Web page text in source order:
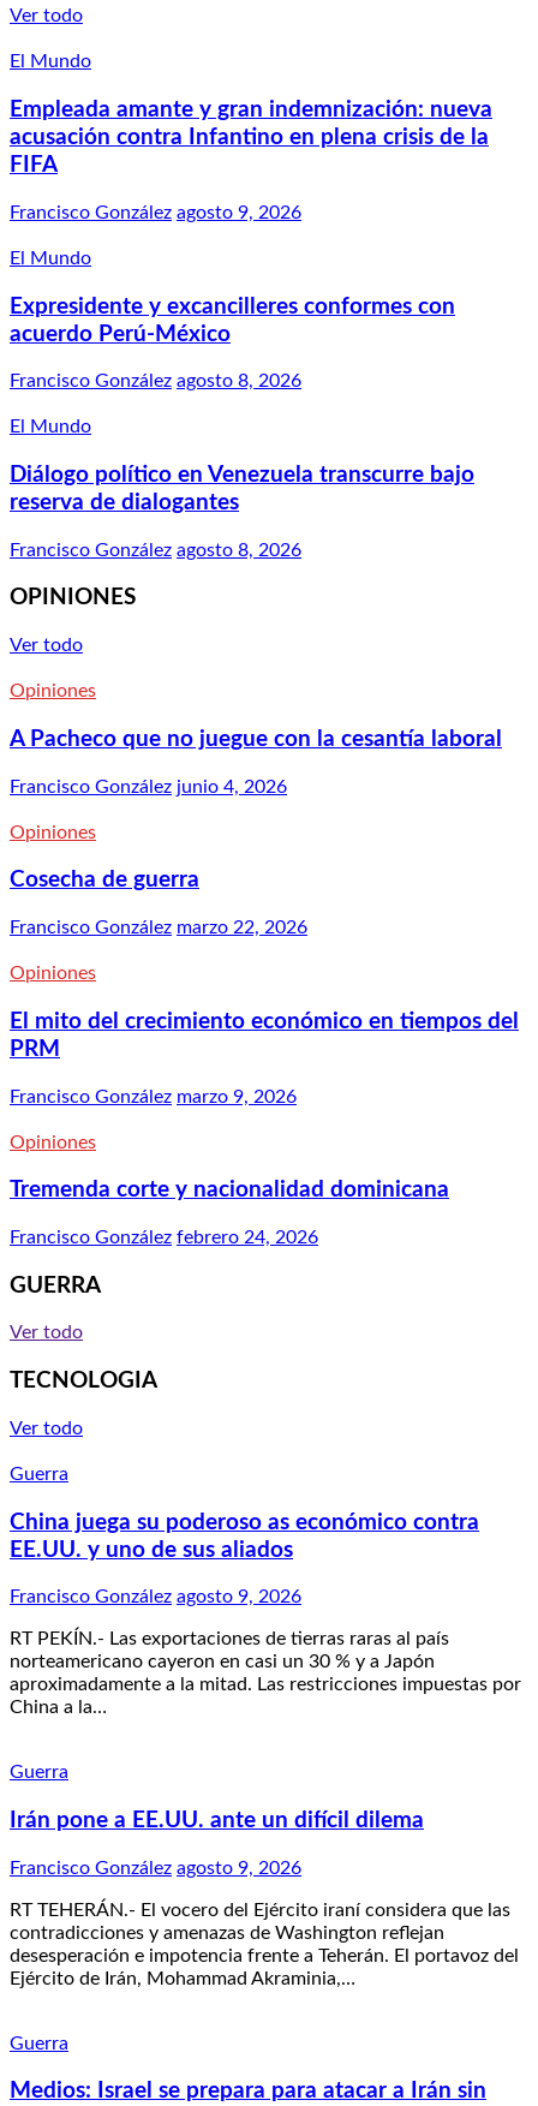
Ver todo
El Mundo
Empleada amante y gran indemnización: nueva
acusación contra Infantino en plena crisis de la
FIFA
Francisco González agosto 9, 2026
El Mundo
Expresidente y excancilleres conformes con
acuerdo Perú-México
Francisco González agosto 8, 2026
El Mundo
Diálogo político en Venezuela transcurre bajo
reserva de dialogantes
Francisco González agosto 8, 2026
OPINIONES
Ver todo
Opiniones
A Pacheco que no juegue con la cesantía laboral
Francisco González junio 4, 2026
Opiniones
Cosecha de guerra
Francisco González marzo 22, 2026
Opiniones
El mito del crecimiento económico en tiempos del
PRM
Francisco González marzo 9, 2026
Opiniones
Tremenda corte y nacionalidad dominicana
Francisco González febrero 24, 2026
GUERRA
Ver todo
TECNOLOGIA
Ver todo
Guerra
China juega su poderoso as económico contra
EE.UU. y uno de sus aliados
Francisco González agosto 9, 2026
RT PEKÍN.- Las exportaciones de tierras raras al país
norteamericano cayeron en casi un 30 % y a Japón
aproximadamente a la mitad. Las restricciones impuestas por
China a la…
Guerra
Irán pone a EE.UU. ante un difícil dilema
Francisco González agosto 9, 2026
RT TEHERÁN.- El vocero del Ejército iraní considera que las
contradicciones y amenazas de Washington reflejan
desesperación e impotencia frente a Teherán. El portavoz del
Ejército de Irán, Mohammad Akraminia,…
Guerra
Medios: Israel se prepara para atacar a Irán sin